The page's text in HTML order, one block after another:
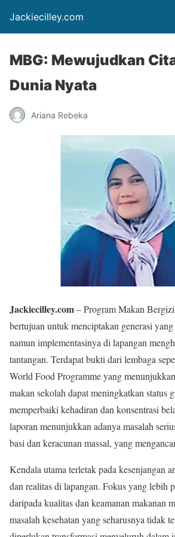
Jackiecilley.com
MBG: Mewujudkan
Dunia Nyata
Ariana Rebeka
Jackiecilley.com– Program Makan
bertujuan untuk menciptakan generasi
namun implementasinya di lapangan
tantangan. Terdapat bukti dari lembaga
World Food Programme yang
makan sekolah dapat meningkatkan status
memperbaiki kehadiran dan konsentrasi
laporan menunjukkan adanya masalah
basi dan keracunan massal, yang
Kendala utama terletak pada kesenjangan
dan realitas di lapangan. Fokus yang lebih
daripada kualitas dan keamanan makanan
masalah kesehatan yang seharusnya tidak